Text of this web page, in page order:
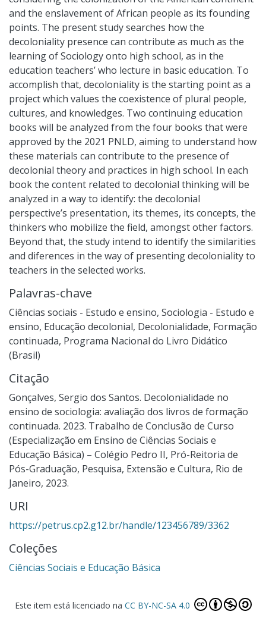
and the enslavement of African people as its founding
points. The present study searches how the
decoloniality presence can contribute as much as the
learning of Sociology onto high school, as in the
education teachers’ who lecture in basic education. To
accomplish that, decoloniality is the starting point as a
project which values the coexistence of plural people,
cultures, and knowledges. Two continuing education
books will be analyzed from the four books that were
approved by the 2021 PNLD, aiming to understand how
these materials can contribute to the presence of
decolonial theory and practices in high school. In each
book the content related to decolonial thinking will be
analyzed in a way to identify: the decolonial
perspective’s presentation, its themes, its concepts, the
thinkers who mobilize the field, amongst other factors.
Beyond that, the study intend to identify the similarities
and diferences in the way of presenting decoloniality to
teachers in the selected works.
Palavras-chave
Ciências sociais - Estudo e ensino, Sociologia - Estudo e
ensino, Educação decolonial, Decolonialidade, Formação
continuada, Programa Nacional do Livro Didático
(Brasil)
Citação
Gonçalves, Sergio dos Santos. Decolonialidade no
ensino de sociologia: avaliação dos livros de formação
continuada. 2023. Trabalho de Conclusão de Curso
(Especialização em Ensino de Ciências Sociais e
Educação Básica) – Colégio Pedro II, Pró-Reitoria de
Pós-Graduação, Pesquisa, Extensão e Cultura, Rio de
Janeiro, 2023.
URI
https://petrus.cp2.g12.br/handle/123456789/3362
Coleções
Ciências Sociais e Educação Básica
Este item está licenciado na CC BY-NC-SA 4.0